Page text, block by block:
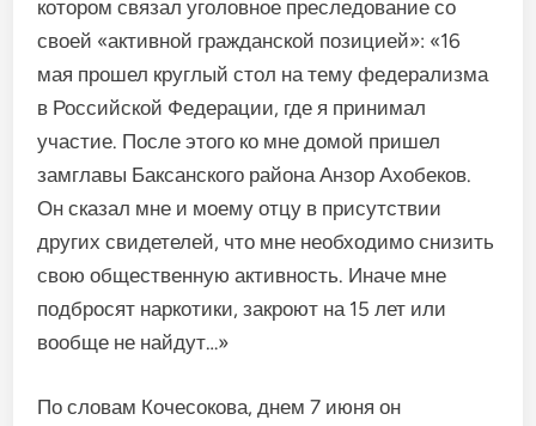
котором связал уго­ловное преследование со
своей «активной гражданской позици­ей»: «16
мая прошел круглый стол на тему федерализма
в Россий­ской Федерации, где я принимал
участие. После этого ко мне до­мой пришел
замглавы Баксанского района Анзор Ахобеков.
Он сказал мне и моему отцу в при­сутствии
других свидетелей, что мне необходимо снизить
свою общественную активность. Ина­че мне
подбросят наркотики, за­кроют на 15 лет или
вообще не найдут…»
По словам Кочесокова, днем 7 июня он